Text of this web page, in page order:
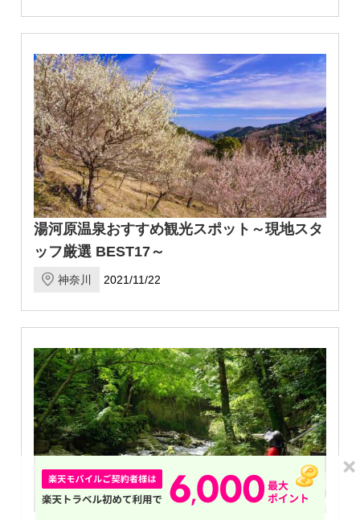
湯河原温泉おすすめ観光スポット～現地スタ
ッフ厳選 BEST17～
神奈川 2021/11/22